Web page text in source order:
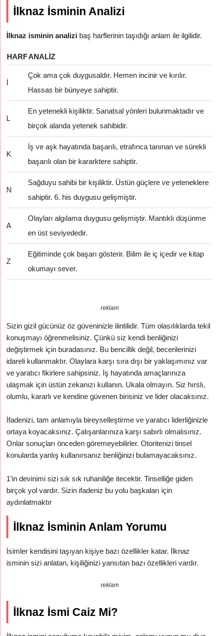
İlknaz İsminin Analizi
İlknaz isminin analizi baş harflerinin taşıdığı anlam ile ilgilidir.
HARFANALIZ
İ
Çok ama çok duygusaldır. Hemen incinir ve kırılır.
Hassas bir bünyeye sahiptir.
L
En yetenekli kişiliktir. Sanatsal yönleri bulunmaktadır ve
birçok alanda yetenek sahibidir.
K
İş ve aşk hayatında başarılı, etrafınca tanınan ve sürekli
başarılı olan bir kararktere sahiptir.
N
Sağduyu sahibi bir kişiliktir. Üstün güçlere ve yeteneklere
sahiptir. 6. his duygusu gelişmiştir.
A
Olayları algılama duygusu gelişmiştir. Mantıklı düşünme
en üst seviyededir.
Z
Eğitiminde çok başarı gösterir. Bilim ile iç içedir ve kitap
okumayı sever.
reklam
Sizin gizil gücünüz öz güveninizle ilintilidir. Tüm olasılıklarda tekil
konuşmayı öğrenmelisiniz. Çünkü siz kendi benliğinizi
değiştirmek için buradasınız. Bu bencillik değil, becerilerinizi
idareli kullanmaktır. Olaylara karşı sıra dışı bir yaklaşımınız var
ve yaratıcı fikirlere sahipsiniz. İş hayatında amaçlarınıza
ulaşmak için üstün zekanızı kullanın. Ukala olmayın. Siz hırslı,
olumlu, kararlı ve kendine güvenen birisiniz ve lider olacaksınız.
İfadenizi, tam anlamıyla bireyselleştirme ve yaratıcı liderliğinizle
ortaya koyacaksınız. Çalışanlarınıza karşı sabırlı olmalısınız.
Onlar sonuçları önceden göremeyebilirler. Otoritenizi tinsel
konularda yanlış kullanırsanız benliğinizi bulamayacaksınız.
1’in devinimi sizi sık sık ruhaniliğe itecektir. Tinselliğe giden
birçok yol vardır. Sizin ifadeniz bu yolu başkaları için
aydınlatmaktır
İlknaz İsminin Anlam Yorumu
İsimler kendisini taşıyan kişiye bazı özellikler katar. İlknaz
isminin sizi anlatan, kişiliğinizi yansıtan bazı özellikleri vardır.
reklam
İlknaz İsmi Caiz Mi?